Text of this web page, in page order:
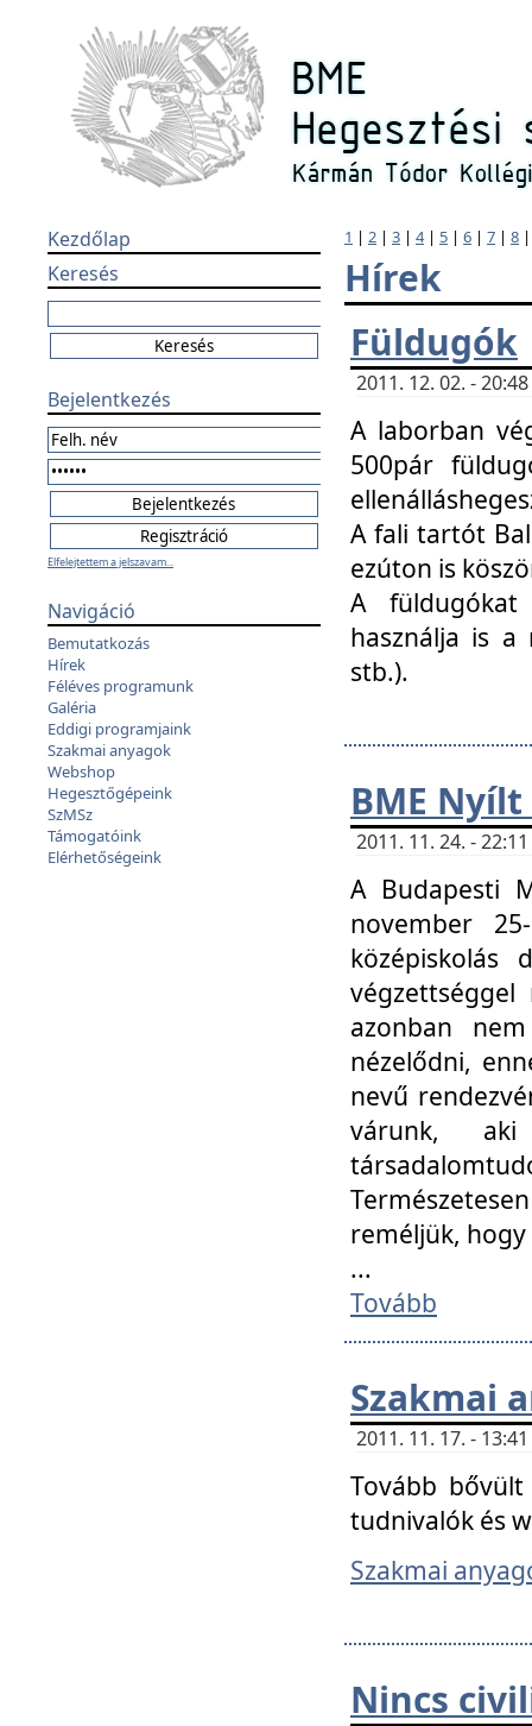
Kezdőlap
Keresés
Bejelentkezés
Elfelejtettem a jelszavam...
Navigáció
Bemutatkozás
Hírek
Féléves programunk
Galéria
Eddigi programjaink
Szakmai anyagok
Webshop
Hegesztőgépeink
SzMSz
Támogatóink
Elérhetőségeink
1 | 2 | 3 | 4| 5 | 6 | 7 | 8
Hírek
Füldugók
2011. 12. 02. -
A laborban
500pár
A fali tartót
ezúton is
A füldugókat
használja is a
stb.).
BME
2011. 11. 24. -
A Budapesti
november
középiskolás
azonban
nézelődni,
nevű
várunk, aki
reméljük,
...
Tovább
Szakmai
2011. 11. 17. -
Tovább bővült
tudnivalók és
Szakmai
Nincs